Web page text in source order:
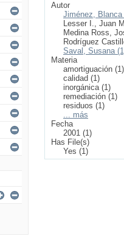
Autor
Jiménez, Blanca
Lesser I., Juan
Medina Ross,
Rodríguez
Saval, Susana
Materia
amortiguación (1)
calidad (1)
inorgánica (1)
remediación (1)
residuos (1)
... más
Fecha
2001 (1)
Has File(s)
Yes (1)